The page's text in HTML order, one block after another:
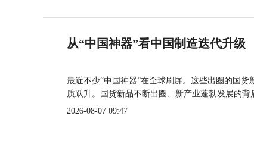
从“中国神器”看中国制造迭代升级
最近不少“中国神器”在全球刷屏。这些出圈的国
质跃升。国货新品不断出圈、新产业蓬勃发展的背
2026-08-07 09:47